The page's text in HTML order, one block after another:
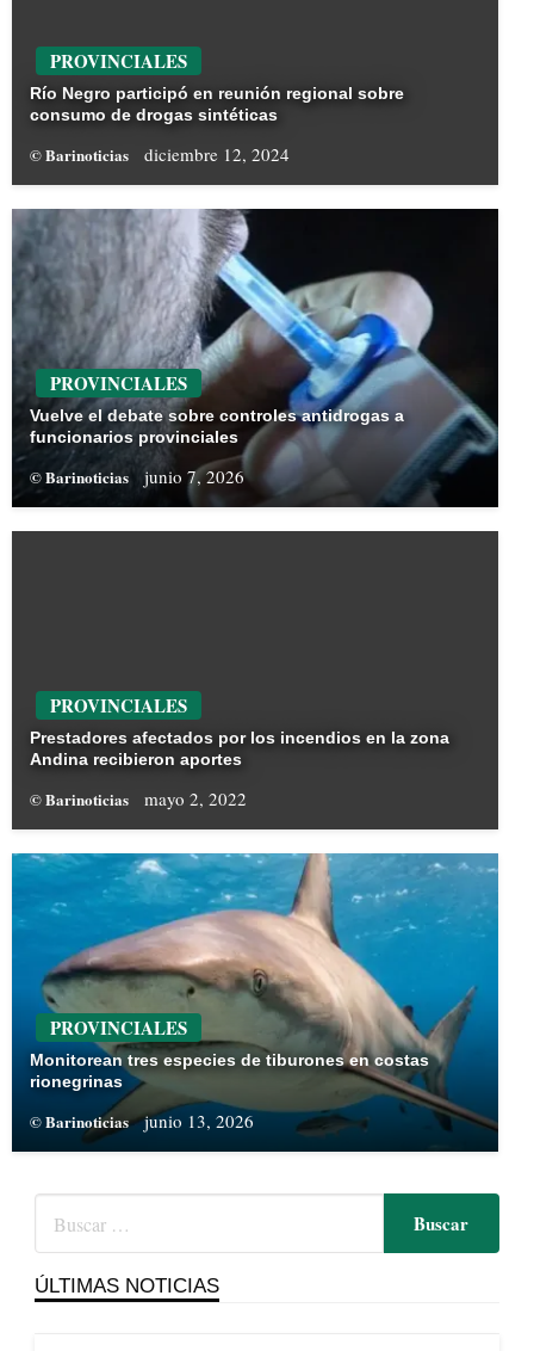
PROVINCIALES
Río Negro participó en reunión regional sobre
consumo de drogas sintéticas
© Barinoticias diciembre 12, 2024
PROVINCIALES
Vuelve el debate sobre controles antidrogas a
funcionarios provinciales
© Barinoticias junio 7, 2026
PROVINCIALES
Prestadores afectados por los incendios en la zona
Andina recibieron aportes
© Barinoticias mayo 2, 2022
PROVINCIALES
Monitorean tres especies de tiburones en costas
rionegrinas
© Barinoticias junio 13, 2026
ÚLTIMAS NOTICIAS